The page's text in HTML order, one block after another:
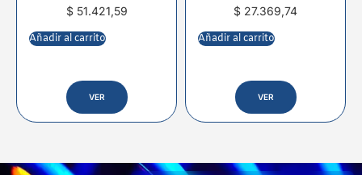
$51.421,59
Añadir al carrito
VER
$ 27.369,74
Añadir al carrito
VER